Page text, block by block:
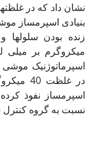
بنیادی اسپرم‏ساز
میکروگرم بر میلی
اسپرماتوژنیک
در
اسپرم‏ساز نفوذ
نسبت به گروه